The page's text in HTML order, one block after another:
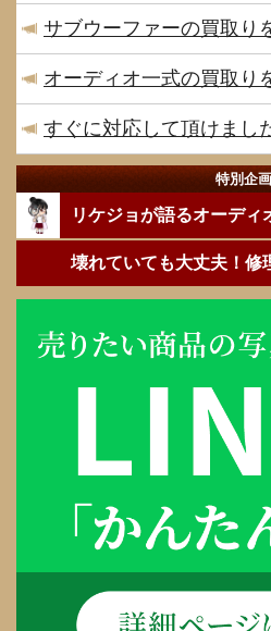
サブウーファーの買取り
オーディオ一式の買取り
すぐに対応して頂けまし
特別企画
リケジョが語るオーディ
壊れていても大丈夫！修